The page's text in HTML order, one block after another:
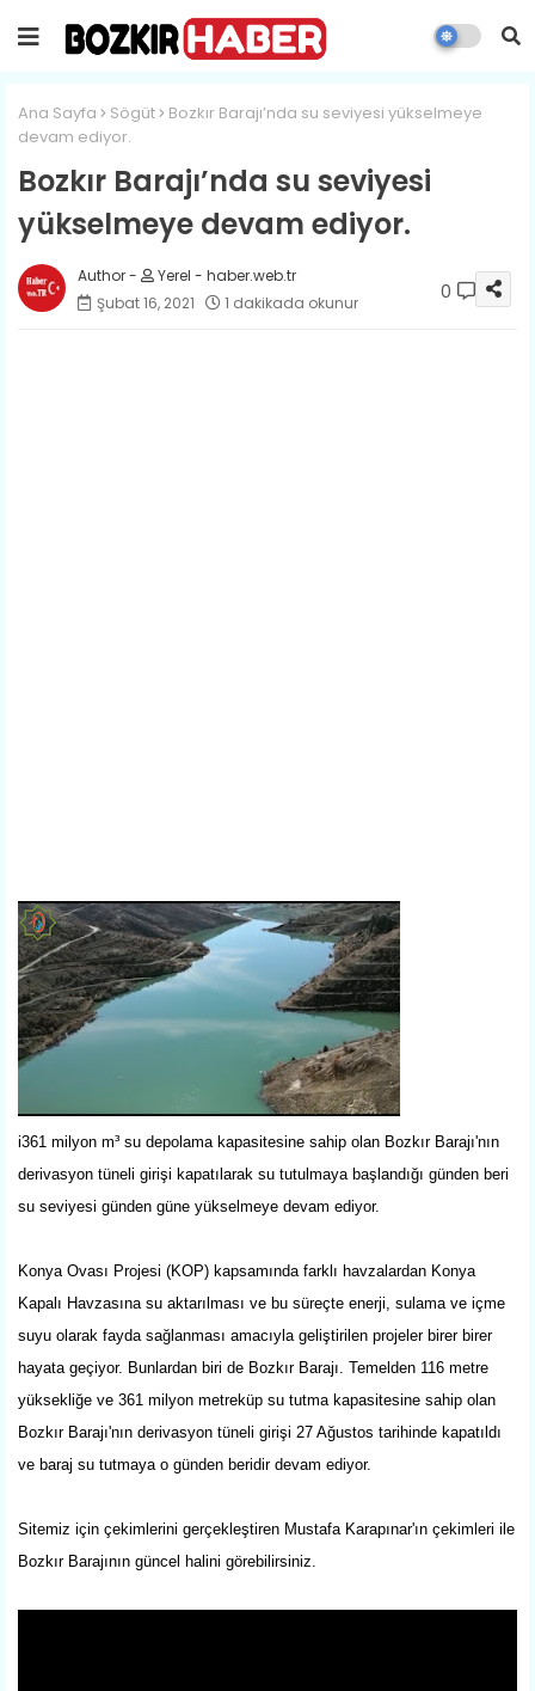
Ana Sayfa Sögüt
Bozkır Barajı’nda su seviyesi yükselmeye
devam ediyor.
Bozkır Barajı’nda su seviyesi
yükselmeye devam ediyor.
Yerel - haber.web.tr
Şubat 16, 2021
1 dakikada okunur 0
i361 milyon m³ su depolama kapasitesine sahip olan Bozkır Barajı'nın
derivasyon tüneli girişi kapatılarak su tutulmaya başlandığı günden beri
su seviyesi günden güne yükselmeye devam ediyor.
Konya Ovası Projesi (KOP) kapsamında farklı havzalardan Konya
Kapalı Havzasına su aktarılması ve bu süreçte enerji, sulama ve içme
suyu olarak fayda sağlanması amacıyla geliştirilen projeler birer birer
hayata geçiyor. Bunlardan biri de Bozkır Barajı. Temelden 116 metre
yüksekliğe ve 361 milyon metreküp su tutma kapasitesine sahip olan
Bozkır Barajı'nın derivasyon tüneli girişi 27 Ağustos tarihinde kapatıldı
ve baraj su tutmaya o günden beridir devam ediyor.
Sitemiz için çekimlerini gerçekleştiren Mustafa Karapınar'ın çekimleri ile
Bozkır Barajının güncel halini görebilirsiniz.